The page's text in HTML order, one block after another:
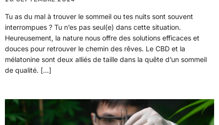
Tu as du mal à trouver le sommeil ou tes nuits sont souvent
interrompues ? Tu n’es pas seul(e) dans cette situation.
Heureusement, la nature nous offre des solutions efficaces et
douces pour retrouver le chemin des rêves. Le CBD et la
mélatonine sont deux alliés de taille dans la quête d’un sommeil
de qualité. […]